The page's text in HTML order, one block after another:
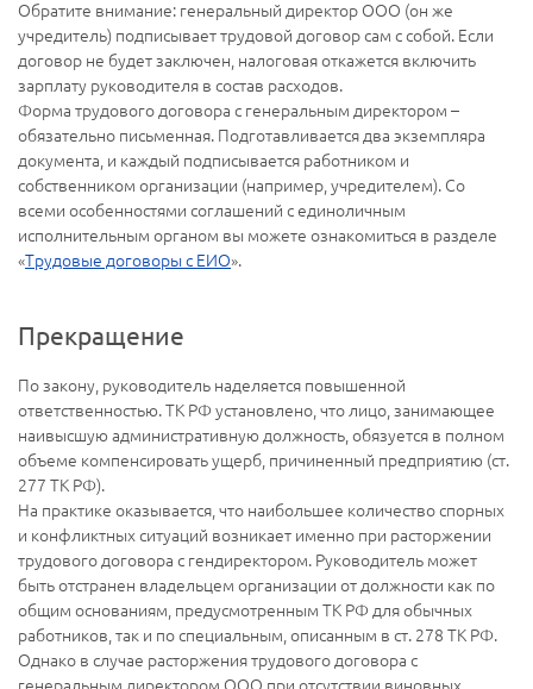
Обратите внимание: генеральный директор ООО (он же
учредитель) подписывает трудовой договор сам с собой. Если
договор не будет заключен, налоговая откажется включить
зарплату руководителя в состав расходов.
Форма трудового договора с генеральным директором –
обязательно письменная. Подготавливается два экземпляра
документа, и каждый подписывается работником и
собственником организации (например, учредителем). Со
всеми особенностями соглашений с единоличным
исполнительным органом вы можете ознакомиться в разделе
«Трудовые договоры с ЕИО».
Прекращение
По закону, руководитель наделяется повышенной
ответственностью. ТК РФ установлено, что лицо, занимающее
наивысшую административную должность, обязуется в полном
объеме компенсировать ущерб, причиненный предприятию (ст.
277 ТК РФ).
На практике оказывается, что наибольшее количество спорных
и конфликтных ситуаций возникает именно при расторжении
трудового договора с гендиректором. Руководитель может
быть отстранен владельцем организации от должности как по
общим основаниям, предусмотренным ТК РФ для обычных
работников, так и по специальным, описанным в ст. 278 ТК РФ.
Однако в случае расторжения трудового договора с